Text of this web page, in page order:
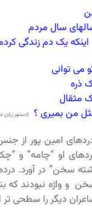
سال مردم
اینکه یک دم زندگی
می توانی
ذره
مثقال
من بمیری ؟ (دستور
امین پور از
او “چامه” و
سخن” در آورد.
و واژه نبودند که
دیگر را سطحی